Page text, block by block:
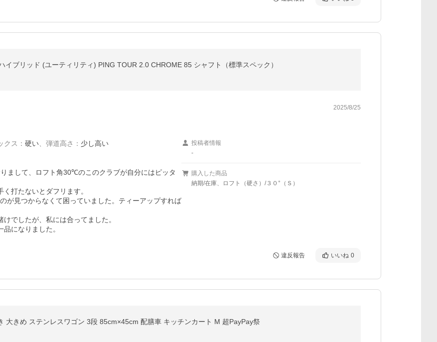
イブリッド (ユーティリティ) PING TOUR 2.0 CHROME 85 シャフト（標準スペック）
2025/8/25
クス ： 硬い 弾道高さ ： 少し高い
まして、ロフト角30℃のこのクラブが自分にはピッタ
打たないとダフリます。
が見つからなくて困っていました。ティーアップすれば
でしたが、私には合ってました。
になりました。
投稿者情報
-
購入した商品
納期/在庫、ロフト（硬さ）/３０°（Ｓ）
違反報告 いいね 0
大きめ ステンレスワゴン 3段 85cm×45cm 配膳車 キッチンカート M 超PayPay祭